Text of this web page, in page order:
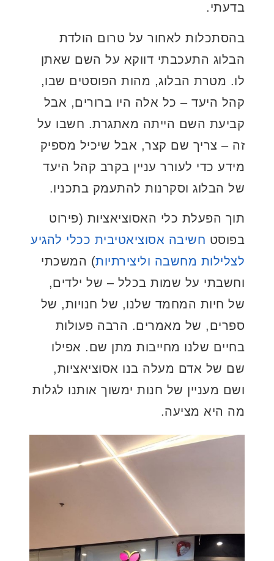
בדעתי.
בהסתכלות לאחור על טרום הולדת
הבלוג התעכבתי דווקא על השם שאתן
לו. מטרת הבלוג, מהות הפוסטים שבו,
קהל היעד – כל אלה היו ברורים, אבל
קביעת השם הייתה מאתגרת. חשבו על
זה – צריך שם קצר, אבל שיכיל מספיק
מידע כדי לעורר עניין בקרב קהל היעד
של הבלוג וסקרנות להתעמק בתכניו.
תוך הפעלת כלי האסוציאציות (פירוט
בפוסט חשיבה אסוציאטיבית ככלי להגיע
לצלילות מחשבה וליצירתיות) המשכתי
וחשבתי על שמות בכלל – של ילדים,
של חיות המחמד שלנו, של חנויות, של
ספרים, של מאמרים. הרבה פעולות
בחיים שלנו מחייבות מתן שם. אפילו
שם של אדם מעלה בנו אסוציאציות,
ושם מעניין של חנות ימשוך אותנו לגלות
מה היא מציעה.